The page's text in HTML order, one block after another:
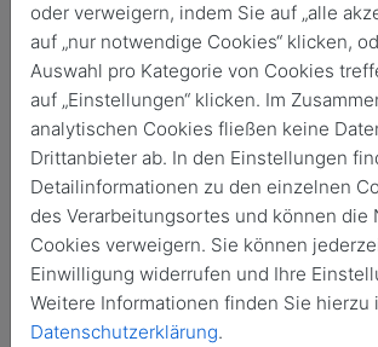
Zurück Archivierte
Alle Allgemein
#GIDSessay 1/2026 GIDS in
#GIDSinterview
#GIDSresearch 2/2026
#GIDSstatement 3/2026
oder verweigern, indem Sie auf „alle
auf „nur notwendige Cookies“ klicken,
Auswahl pro Kategorie von Cookies
auf „Einstellungen“ klicken. Im
analytischen Cookies fließen keine
Drittanbieter ab. In den Einstellungen
Detailinformationen zu den einzelnen
des Verarbeitungsortes und können die
Cookies verweigern. Sie können
Einwilligung widerrufen und Ihre
Weitere Informationen finden Sie hierzu
Datenschutzerklärung.